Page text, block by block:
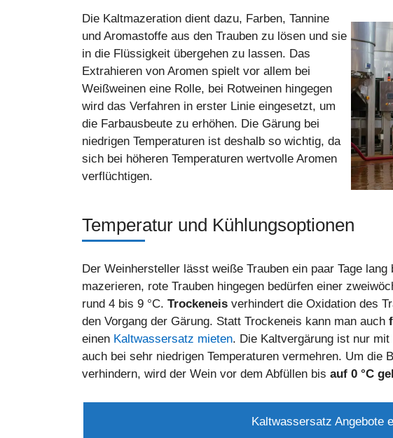
Die Kaltmazeration dient dazu, Farben, Tannine
und Aromastoffe aus den Trauben zu lösen und sie
in die Flüssigkeit übergehen zu lassen. Das
Extrahieren von Aromen spielt vor allem bei
Weißweinen eine Rolle, bei Rotweinen hingegen
wird das Verfahren in erster Linie eingesetzt, um
die Farbausbeute zu erhöhen. Die Gärung bei
niedrigen Temperaturen ist deshalb so wichtig, da
sich bei höheren Temperaturen wertvolle Aromen
verflüchtigen.
Temperatur und Kühlungsoptionen
Der Weinhersteller lässt weiße Trauben ein paar Tage
mazerieren, rote Trauben hingegen bedürfen einer
rund 4 bis 9 °C. Trockeneis verhindert die Oxidation des
den Vorgang der Gärung. Statt Trockeneis kann man auch
einen Kaltwassersatz mieten. Die Kaltvergärung ist nur
auch bei sehr niedrigen Temperaturen vermehren. Um die
verhindern, wird der Wein vor dem Abfüllen bis auf 0 °C
Kaltwassersatz Angebote